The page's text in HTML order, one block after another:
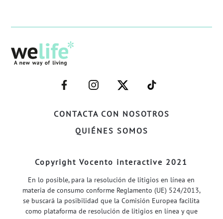
CONTACTA CON NOSOTROS
QUIÉNES SOMOS
–
FACEBOOK–
–
INSTAGRAM–
–
TWITTER–
–
WELIFE–
Copyright Vocento interactive 2021
En lo posible, para la resolución de litigios en línea en
materia de consumo conforme Reglamento (UE) 524/2013,
se buscará la posibilidad que la Comisión Europea facilita
como plataforma de resolución de litigios en línea y que